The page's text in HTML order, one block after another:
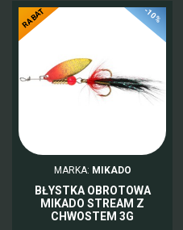
-10%
RABAT
MARKA: MIKADO
BŁYSTKA OBROTOWA
MIKADO STREAM Z
CHWOSTEM 3G